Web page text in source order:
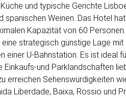
und typische Gerichte
spanischen Weinen. Das Hotel
Kapazität von 60 Personen.
strategisch günstige Lage mit
einer U-Bahnstation. Es ist ideal
und Parklandschaften
erreichen Sehenswürdigkeiten
Liberdade, Baixa, Rossio und